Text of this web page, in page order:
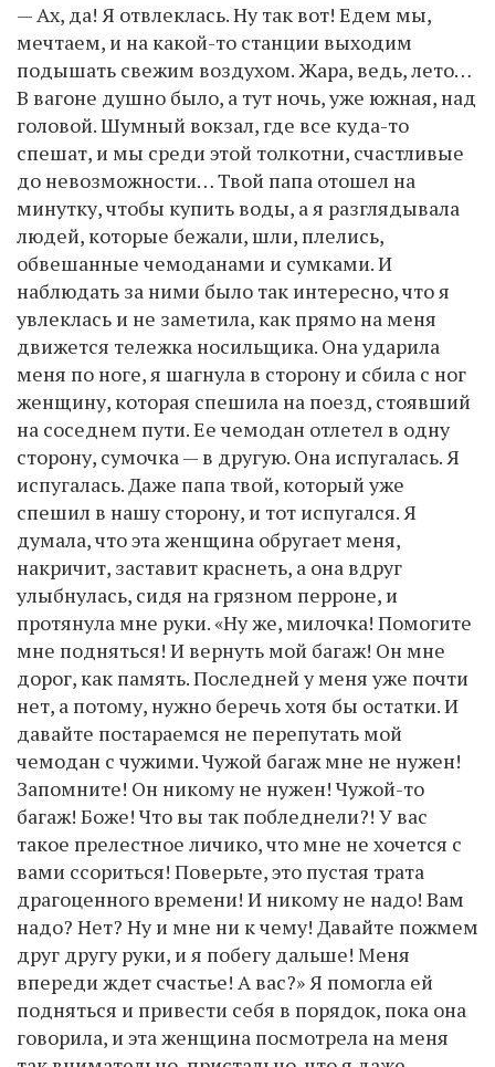
— Ах, да! Я отвлеклась. Ну так вот! Едем мы,
мечтаем, и на какой-то станции выходим
подышать свежим воздухом. Жара, ведь, лето…
В вагоне душно было, а тут ночь, уже южная, над
головой. Шумный вокзал, где все куда-то
спешат, и мы среди этой толкотни, счастливые
до невозможности… Твой папа отошел на
минутку, чтобы купить воды, а я разглядывала
людей, которые бежали, шли, плелись,
обвешанные чемоданами и сумками. И
наблюдать за ними было так интересно, что я
увлеклась и не заметила, как прямо на меня
движется тележка носильщика. Она ударила
меня по ноге, я шагнула в сторону и сбила с ног
женщину, которая спешила на поезд, стоявший
на соседнем пути. Ее чемодан отлетел в одну
сторону, сумочка — в другую. Она испугалась. Я
испугалась. Даже папа твой, который уже
спешил в нашу сторону, и тот испугался. Я
думала, что эта женщина обругает меня,
накричит, заставит краснеть, а она вдруг
улыбнулась, сидя на грязном перроне, и
протянула мне руки. «Ну же, милочка! Помогите
мне подняться! И вернуть мой багаж! Он мне
дорог, как память. Последней у меня уже почти
нет, а потому, нужно беречь хотя бы остатки. И
давайте постараемся не перепутать мой
чемодан с чужими. Чужой багаж мне не нужен!
Запомните! Он никому не нужен! Чужой-то
багаж! Боже! Что вы так побледнели?! У вас
такое прелестное личико, что мне не хочется с
вами ссориться! Поверьте, это пустая трата
драгоценного времени! И никому не надо! Вам
надо? Нет? Ну и мне ни к чему! Давайте пожмем
друг другу руки, и я побегу дальше! Меня
впереди ждет счастье! А вас?» Я помогла ей
подняться и привести себя в порядок, пока она
говорила, и эта женщина посмотрела на меня